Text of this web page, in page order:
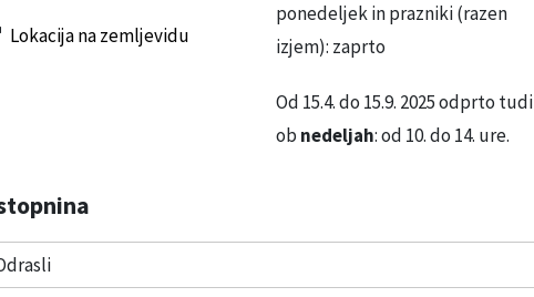
Lokacija na zemljevidu
ponedeljek in prazniki (razen
izjem): zaprto
Od 15.4. do 15.9. 2025 odprto tudi
ob nedeljah: od 10. do 14. ure.